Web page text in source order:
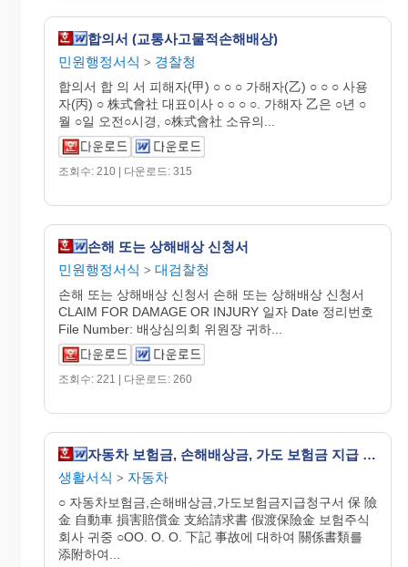
합의서 (교통사고물적손해배상)
민원행정서식 > 경찰청
합의서 합 의 서 피해자(甲) ○ ○ ○ 가해자(乙) ○ ○ ○ 사용
자(丙) ○ 株式會社 대표이사 ○ ○ ○ ○. 가해자 乙은 ○년 ○
월 ○일 오전○시경, ○株式會社 소유의...
조회수: 210 | 다운로드: 315
손해 또는 상해배상 신청서
민원행정서식 > 대검찰청
손해 또는 상해배상 신청서 손해 또는 상해배상 신청서
CLAIM FOR DAMAGE OR INJURY 일자 Date 정리번호
File Number: 배상심의회 위원장 귀하...
조회수: 221 | 다운로드: 260
자동차 보험금, 손해배상금, 가도 보험금 지급 청구서
생활서식 > 자동차
○ 자동차보험금,손해배상금,가도보험금지급청구서 保 險
金 自動車 損害賠償金 支給請求書 假渡保險金 보험주식
회사 귀중 ○OO. O. O. 下記 事故에 대하여 關係書類를
添附하여...